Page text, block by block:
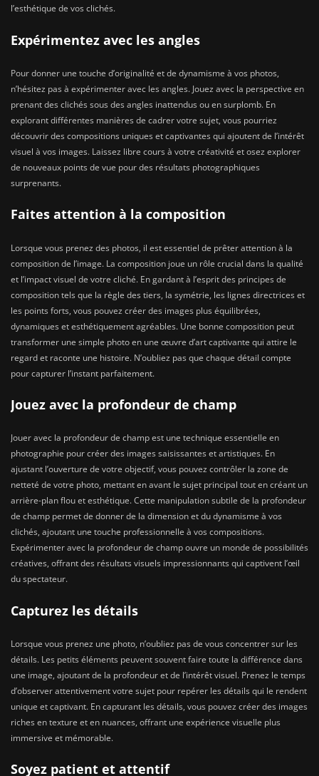
l’esthétique de vos clichés.
Expérimentez avec les angles
Pour donner une touche d’originalité et de dynamisme à vos photos,
n’hésitez pas à expérimenter avec les angles. Jouez avec la perspective en
prenant des clichés sous des angles inattendus ou en surplomb. En
explorant différentes manières de cadrer votre sujet, vous pourriez
découvrir des compositions uniques et captivantes qui ajoutent de l’intérêt
visuel à vos images. Laissez libre cours à votre créativité et osez explorer
de nouveaux points de vue pour des résultats photographiques
surprenants.
Faites attention à la composition
Lorsque vous prenez des photos, il est essentiel de prêter attention à la
composition de l’image. La composition joue un rôle crucial dans la qualité
et l’impact visuel de votre cliché. En gardant à l’esprit des principes de
composition tels que la règle des tiers, la symétrie, les lignes directrices et
les points forts, vous pouvez créer des images plus équilibrées,
dynamiques et esthétiquement agréables. Une bonne composition peut
transformer une simple photo en une œuvre d’art captivante qui attire le
regard et raconte une histoire. N’oubliez pas que chaque détail compte
pour capturer l’instant parfaitement.
Jouez avec la profondeur de champ
Jouer avec la profondeur de champ est une technique essentielle en
photographie pour créer des images saisissantes et artistiques. En
ajustant l’ouverture de votre objectif, vous pouvez contrôler la zone de
netteté de votre photo, mettant en avant le sujet principal tout en créant un
arrière-plan flou et esthétique. Cette manipulation subtile de la profondeur
de champ permet de donner de la dimension et du dynamisme à vos
clichés, ajoutant une touche professionnelle à vos compositions.
Expérimenter avec la profondeur de champ ouvre un monde de possibilités
créatives, offrant des résultats visuels impressionnants qui captivent l’œil
du spectateur.
Capturez les détails
Lorsque vous prenez une photo, n’oubliez pas de vous concentrer sur les
détails. Les petits éléments peuvent souvent faire toute la différence dans
une image, ajoutant de la profondeur et de l’intérêt visuel. Prenez le temps
d’observer attentivement votre sujet pour repérer les détails qui le rendent
unique et captivant. En capturant les détails, vous pouvez créer des images
riches en texture et en nuances, offrant une expérience visuelle plus
immersive et mémorable.
Soyez patient et attentif